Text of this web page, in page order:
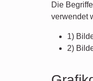
Die
verwendet
1)
2)